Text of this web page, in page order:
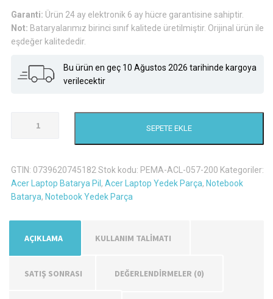
Garanti: Ürün 24 ay elektronik 6 ay hücre garantisine sahiptir.
Not: Bataryalarımız birinci sınıf kalitede üretilmiştir. Orijinal ürün ile
eşdeğer kalitededir.
Bu ürün en geç 10 Ağustos 2026 tarihinde kargoya
verilecektir
6643
Laptop
Batarya
SEPETE EKLE
GTIN: 0739620745182 Stok kodu: PEMA-ACL-057-200 Kategoriler:
Acer Laptop Batarya Pil , Acer Laptop Yedek Parça, Notebook
Batarya, Notebook Yedek Parça
AÇIKLAMA KULLANIM TALİMATI
SATIŞ SONRASI DEĞERLENDIRMELER (0)